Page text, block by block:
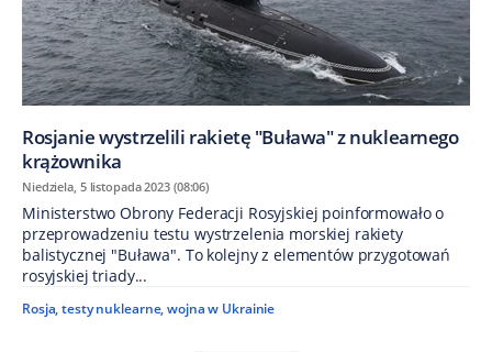
Rosjanie wystrzelili rakietę "Buława" z nuklearnego
krążownika
Niedziela, 5 listopada 2023 (08:06)
Ministerstwo Obrony Federacji Rosyjskiej poinformowało o
przeprowadzeniu testu wystrzelenia morskiej rakiety
balistycznej "Buława". To kolejny z elementów przygotowań
rosyjskiej triady...
Rosja,testy nuklearne,wojna w Ukrainie